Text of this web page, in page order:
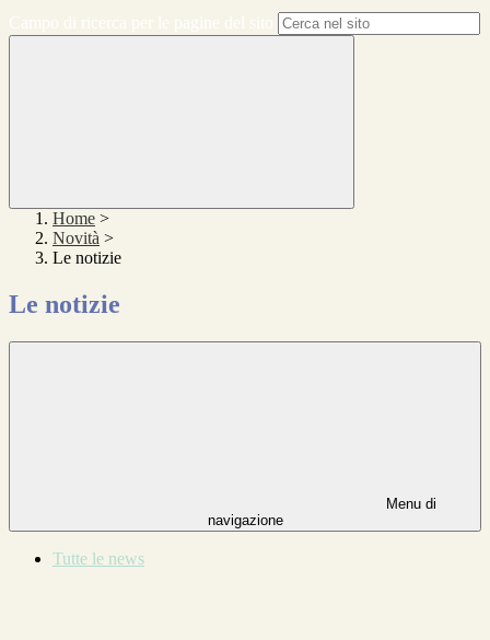
Home >
Novità >
Le notizie
Le notizie
Menu di
navigazione
Tutte le news